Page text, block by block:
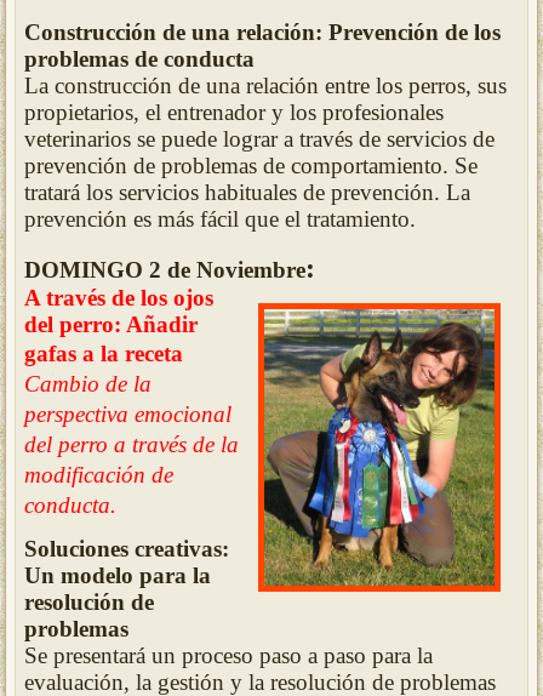
Construcción de una relación: Prevención de los
problemas de conducta
La construcción de una relación entre los perros, sus
propietarios, el entrenador y los profesionales
veterinarios se puede lograr a través de servicios de
prevención de problemas de comportamiento. Se
tratará los servicios habituales de prevención. La
prevención es más fácil que el tratamiento.
DOMINGO 2 de Noviembre:
A través de los ojos
del perro: Añadir
gafas a la receta
Cambio de la
perspectiva emocional
del perro a través de la
modificación de
conducta.
Soluciones creativas:
Un modelo para la
resolución de
problemas
Se presentará un proceso paso a paso para la
evaluación, la gestión y la resolución de problemas